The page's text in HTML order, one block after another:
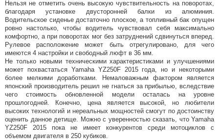
Нельзя не отметить очень высокую чувствительность на поворотах,
благодаря установке двусторонней балки из алюминия.
Водительское сиденье достаточно плоское, а топливный бак опущен
ровно настолько, чтобы водитель чувствовал себя максимально
комфортно, а при поворотах мог без затруднений сдвинуться вперед.
Рулевое расположение может быть отрегулировано, для чего
имеются 4 настройки и свободный люфт в 36 мм.
Не только новыми техническими характеристиками и улучшениями
может похвастаться Yamaha YZ250F 2015 года, но и некоторыми
более мелкими доработками. Немаловажным фактором является
японский производитель решил не гнаться за прибылью, вследствие
чего стоимость обновленной модели осталась на уровне
прошлогодней. Конечно, цена является высокой, но любители
высоких технологий и нереальных мощностей смогут по достоинству
оценить данное детище. Можно с уверенностью сказать, что Yamaha
YZ250F 2015 пока не имеет конкурентов среди мотоциклов с
объемом двигателя в 250 кубиков.